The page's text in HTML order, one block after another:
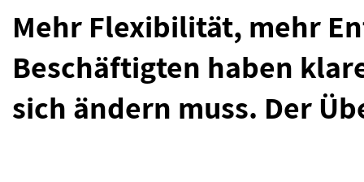
Mehr Flexibilität, mehr
Beschäftigten haben
sich ändern muss. Der